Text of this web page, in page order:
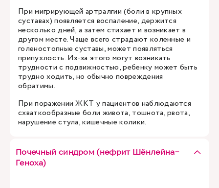
При мигрирующей артралгии (боли в крупных
суставах) появляется воспаление, держится
несколько дней, а затем стихает и возникает в
другом месте. Чаще всего страдают коленные и
голеностопные суставы, может появляться
припухлость. Из-за этого могут возникать
трудности с подвижностью, ребенку может быть
трудно ходить, но обычно повреждения
обратимы.
При поражении ЖКТ у пациентов наблюдаются
схваткообразные боли живота, тошнота, рвота,
нарушение стула, кишечные колики.
Почечный синдром (нефрит Шёнлейна-
Геноха)